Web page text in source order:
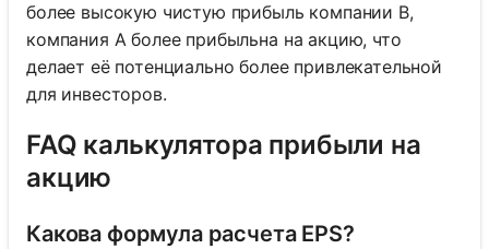
более высокую чистую прибыль компании B,
компания A более прибыльна на акцию, что
делает её потенциально более привлекательной
для инвесторов.
FAQ калькулятора прибыли на
акцию
Какова формула расчета EPS?